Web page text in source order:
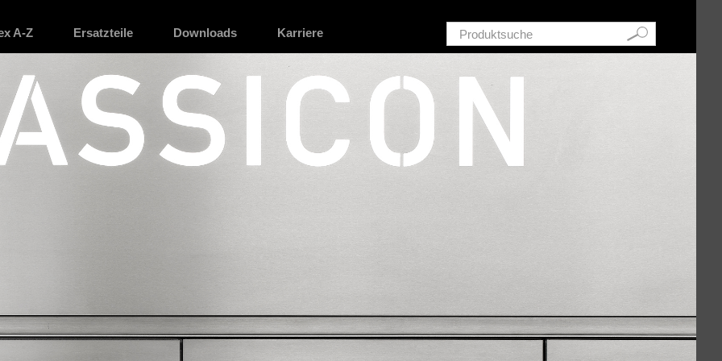
Schnellsuche
A-Z Ersatzteile Downloads Karriere